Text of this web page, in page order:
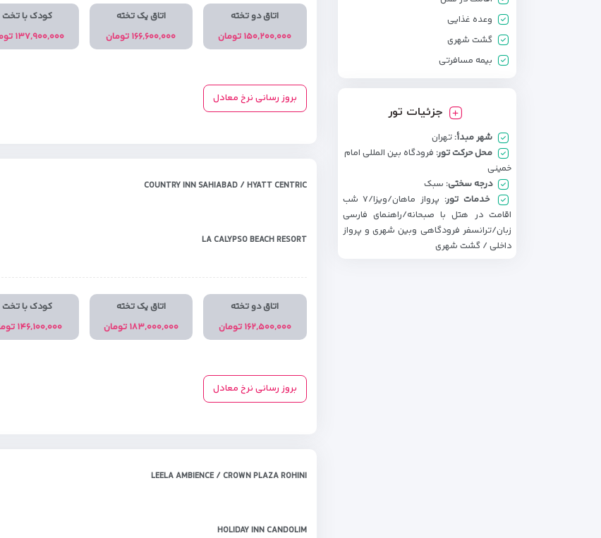
وعده غذایی
گشت شهری
بیمه مسافرتی
جزئیات تور
شهر مبدأ: تهران
محل حرکت تور: فرودگاه بین المللی امام
خمینی
درجه سختی: سبک
خدمات تور:
پرواز ماهان/ویزا/۷ شب
اقامت در هتل با صبحانه/راهنمای فارسی
زبان/ترانسفر فرودگاهی وبین شهری و پرواز
داخلی / گشت شهری
اتاق دو تخته
۱۵۰,۲۰۰,۰۰۰ تومان
اتاق یک تخته
۱۶۶,۶۰۰,۰۰۰ تومان
کودک با تخت
۱۳۷,۹۰۰,۰۰۰ تومان
بروز رسانی نرخ معادل
COUNTRY INN SAHIABAD / HYATT CENTRIC
LA CALYPSO BEACH RESORT
اتاق دو تخته
۱۶۲,۵۰۰,۰۰۰ تومان
اتاق یک تخته
۱۸۳,۰۰۰,۰۰۰ تومان
کودک با تخت
۱۴۶,۱۰۰,۰۰۰ تومان
بروز رسانی نرخ معادل
LEELA AMBIENCE / CROWN PLAZA ROHINI
HOLIDAY INN CANDOLIM